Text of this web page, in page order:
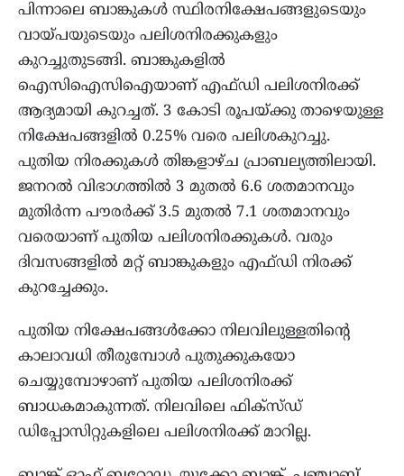
പിന്നാലെ ബാങ്കുകൾ സ്ഥിരനിക്ഷേപങ്ങളുടെയും
വായ്പയുടെയും പലിശനിരക്കുകളും
കുറച്ചുതുടങ്ങി. ബാങ്കുകളിൽ
ഐസിഐസിഐയാണ് എഫ്ഡി പലിശനിരക്ക്
ആദ്യമായി കുറച്ചത്. 3 കോടി രൂപയ്ക്കു താഴെയുള്ള
നിക്ഷേപങ്ങളിൽ 0.25% വരെ പലിശകുറച്ചു.
പുതിയ നിരക്കുകൾ തിങ്കളാഴ്ച പ്രാബല്യത്തിലായി.
ജനറൽ വിഭാഗത്തിൽ 3 മുതൽ 6.6 ശതമാനവും
മുതിർന്ന പൗരർക്ക് 3.5 മുതൽ 7.1 ശതമാനവും
വരെയാണ് പുതിയ പലിശനിരക്കുകൾ. വരും
ദിവസങ്ങളിൽ മറ്റ് ബാങ്കുകളും എഫ്ഡി നിരക്ക്
കുറച്ചേക്കും.
പുതിയ നിക്ഷേപങ്ങൾക്കോ നിലവിലുള്ളതിന്റെ
കാലാവധി തീരുമ്പോൾ പുതുക്കുകയോ
ചെയ്യുമ്പോഴാണ് പുതിയ പലിശനിരക്ക്
ബാധകമാകുന്നത്. നിലവിലെ ഫിക്‌സ്ഡ്
ഡിപ്പോസിറ്റുകളിലെ പലിശനിരക്ക് മാറില്ല.